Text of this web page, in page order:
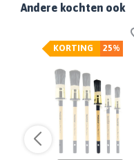
Andere kochten ook
25%
KORTING